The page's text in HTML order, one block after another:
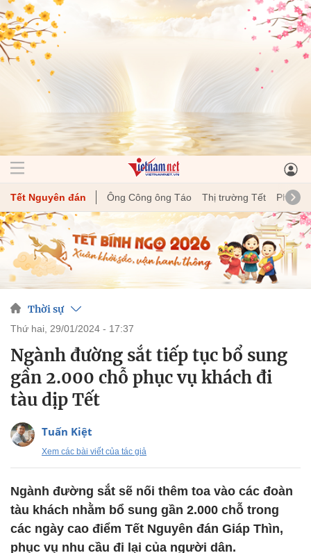
Tết Nguyên đán Ông Công ông Táo Thị trường Tết Phong
Thời sự
thứ hai, 29/01/2024 - 17:37
Ngành đường sắt tiếp tục bổ sung
gần 2.000 chỗ phục vụ khách đi
tàu dịp Tết
Tuấn Kiệt
Xem các bài viết của tác giả
Ngành đường sắt sẽ nối thêm toa vào các đoàn
tàu khách nhằm bổ sung gần 2.000 chỗ trong
các ngày cao điểm Tết Nguyên đán Giáp Thìn,
phục vụ nhu cầu đi lại của người dân.